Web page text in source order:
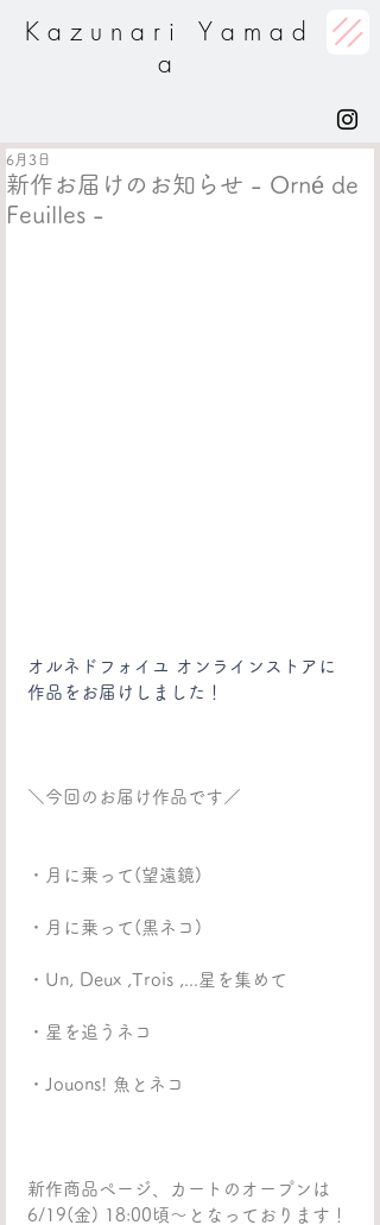
K a z u n a r i Y a m a d
a
新作お届けのお知らせ - Orné de
Feuilles -
6月3日
オルネドフォイユ オンラインストアに
作品をお届けしました！
＼今回のお届け作品です／
・月に乗って(望遠鏡)
・月に乗って(黒ネコ)
・Un, Deux ,Trois ,...星を集めて
・星を追うネコ
・Jouons! 魚とネコ
新作商品ページ、カートのオープンは
6/19(金) 18:00頃〜となっております！